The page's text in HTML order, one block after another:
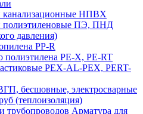
канализационные НПВХ
полиэтиленовые ПЭ, ПНД
давления)
PP-R
полиэтилена PE-X, PE-RT
PEX-AL-PEX, PERT-
бесшовные, электросварные
(теплоизоляция)
Арматура для